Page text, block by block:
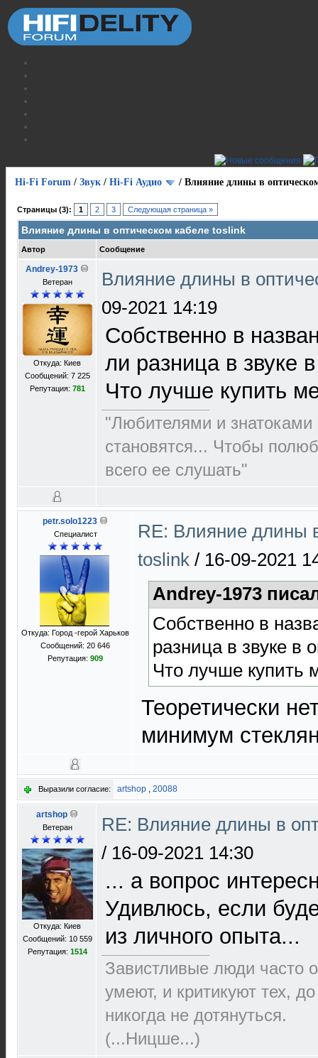
Hi-Fi Forum / Звук / Hi-Fi Аудио / Влияние длины в
Страницы (3): 1 2 3 Следующая страница »
Влияние длины в оптическом кабеле toslink
Автор Сообщение
Andrey-1973
Ветеран
Откуда: Киев
Сообщений: 7 225
Репутация: 781
Влияние длины в
09-2021 14:19
Собственно в
ли разница в звуке
Что лучше купить
"Любителями и
становятся... Чтобы
всего ее слушать"
petr.solo1223
Специалист
Откуда: Город -герой Харьков
Сообщений: 20 646
Репутация: 909
RE: Влияние длины
toslink / 16-09-2021
Andrey-1973
Собственно в
разница в звуке в
Что лучше купить
Теоретически
минимум
Выразили согласие: artshop , 20088
artshop
Ветеран
Откуда: Киев
Сообщений: 10 559
Репутация: 1514
RE: Влияние длины в
/ 16-09-2021 14:30
... а вопрос
Удивлюсь, если
из личного опыта...
Завистливые люди часто
умеют, и критикуют тех,
никогда не дотянуться.
(...Ницше...)